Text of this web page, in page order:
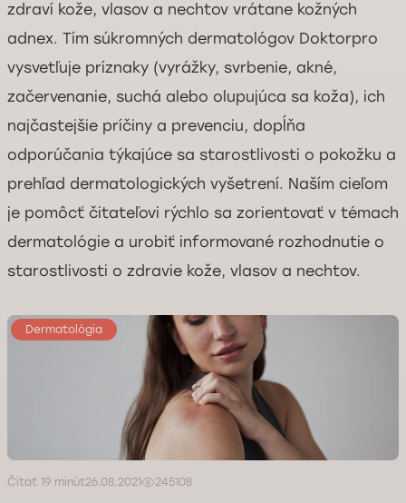
zdraví kože, vlasov a nechtov vrátane kožných
adnex. Tím súkromných dermatológov Doktorpro
vysvetľuje príznaky (vyrážky, svrbenie, akné,
začervenanie, suchá alebo olupujúca sa koža), ich
najčastejšie príčiny a prevenciu, dopĺňa
odporúčania týkajúce sa starostlivosti o pokožku a
prehľad dermatologických vyšetrení. Naším cieľom
je pomôcť čitateľovi rýchlo sa zorientovať v témach
dermatológie a urobiť informované rozhodnutie o
starostlivosti o zdravie kože, vlasov a nechtov.
Dermatológia
Čítať 19 minút26.08.2021 245108